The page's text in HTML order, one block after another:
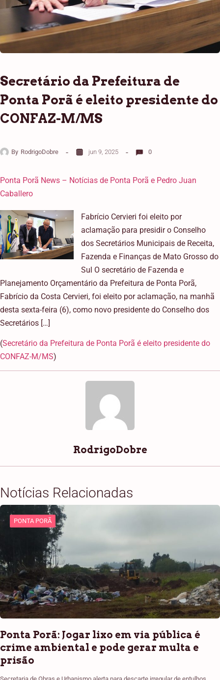
Secretário da Prefeitura de
Ponta Porã é eleito presidente do
CONFAZ-M/MS
By RodrigoDobre jun 9, 2025 0
Ponta Porã News – Notícias de Ponta Porã e Pedro Juan
Caballero
Fabrício Cervieri foi eleito por
aclamação para presidir o Conselho
dos Secretários Municipais de Receita,
Fazenda e Finanças de Mato Grosso do
Sul O secretário de Fazenda e
Planejamento Orçamentário da Prefeitura de Ponta Porã,
Fabrício da Costa Cervieri, foi eleito por aclamação, na manhã
desta sexta-feira (6), como novo presidente do Conselho dos
Secretários […]
(Secretário da Prefeitura de Ponta Porã é eleito presidente do
CONFAZ-M/MS)
RodrigoDobre
Notícias Relacionadas
PONTA PORÃ
Ponta Porã: Jogar lixo em via pública é
crime ambiental e pode gerar multa e
prisão